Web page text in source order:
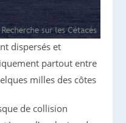
dispersés et
partout entre
milles des côtes
de collision